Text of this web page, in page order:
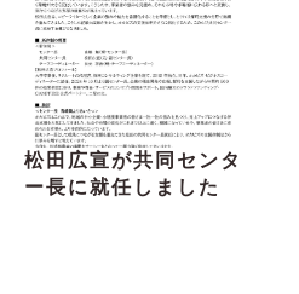
松田広宣が共同センタ
ー長に就任しました